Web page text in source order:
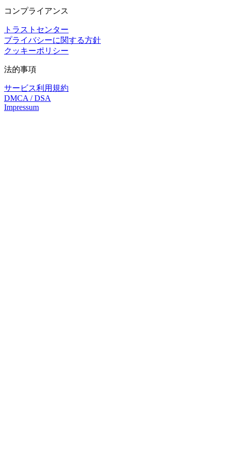
コンプライアンス
トラストセンター
プライバシーに関する方針
クッキーポリシー
法的事項
サービス利用規約
DMCA / DSA
Impressum